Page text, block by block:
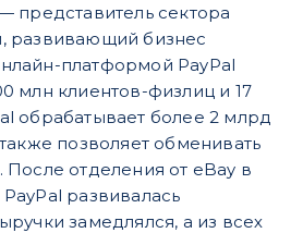
представитель сектора
развивающий бизнес
платформой PayPal
млн клиентов-физлиц и 17
обрабатывает более 2 млрд
позволяет обменивать
После отделения от eBay в
развивалась
замедлялся, а из всех